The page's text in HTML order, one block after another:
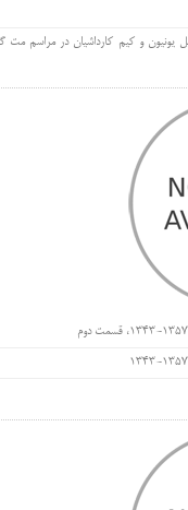
یونیون و کیم کارداشیان در مراسم مت